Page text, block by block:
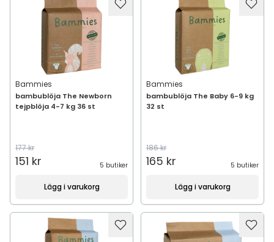
Bammies
bambublöja The Newborn
tejpblöja 4-7 kg 36 st
177 kr
151 kr 5 butiker
Lägg i varukorg
Bammies
bambublöja The Baby 6-9 kg
32 st
186 kr
165 kr 5 butiker
Lägg i varukorg